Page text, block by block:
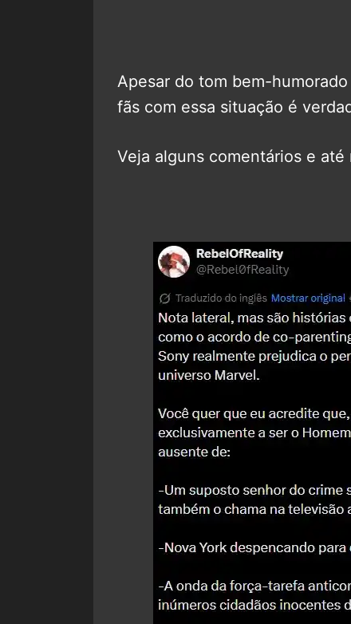
Apesar do tom bem-
fãs com essa situação é
Veja alguns comentários e